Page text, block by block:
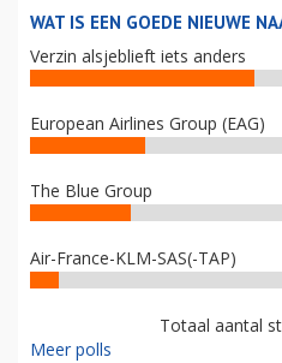
WAT IS EEN GOEDE NIEUWE
Verzin alsjeblieft iets anders
European Airlines Group (EAG)
The Blue Group
Air-France-KLM-SAS(-TAP)
Totaal aantal
Meer polls